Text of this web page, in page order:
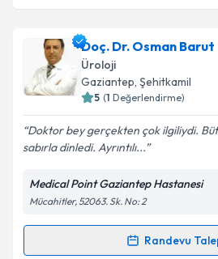
Doç. Dr. Mesut Güliçin
oluşturun. Size bu uzmandan
takvim hazırlandığında e-posta
Kişisel verilerimin
Metni'ni okudum ve kişisel
kapsamda işlenmesini
Doç. Dr. Osman Barut
Üroloji
Gaziantep, Şehitkamil
5 (1 Değerlendirme)
Doktor bey gerçekten çok ilgiliydi.
sabırla dinledi. Ayrıntılı...
Medical Point Gaziantep Hastanesi
Mücahitler, 52063. Sk. No: 2
Randevu
Randevu Takvimi Talebi